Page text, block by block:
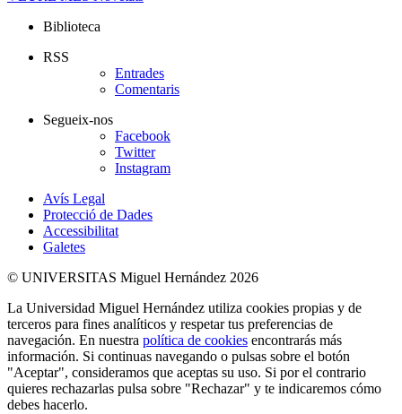
Biblioteca
RSS
Entrades
Comentaris
Segueix-nos
Facebook
Twitter
Instagram
Avís Legal
Protecció de Dades
Accessibilitat
Galetes
© UNIVERSITAS Miguel Hernández 2026
La Universidad Miguel Hernández utiliza cookies propias y de
terceros para fines analíticos y respetar tus preferencias de
navegación. En nuestra política de cookies encontrarás más
información. Si continuas navegando o pulsas sobre el botón
"Aceptar", consideramos que aceptas su uso. Si por el contrario
quieres rechazarlas pulsa sobre "Rechazar" y te indicaremos cómo
debes hacerlo.